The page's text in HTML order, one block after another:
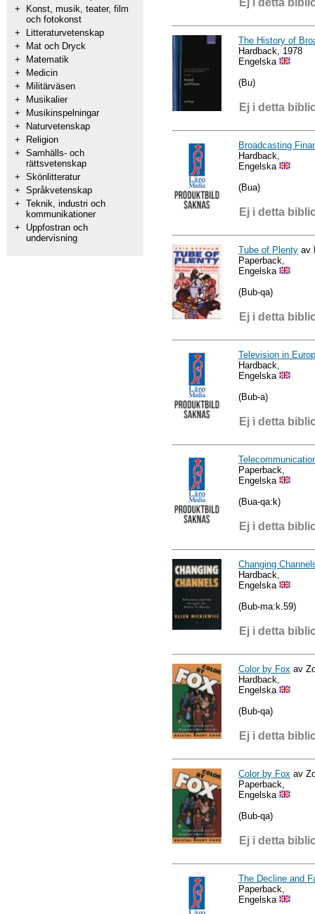
+
Konst, musik, teater, film
och fotokonst
+
Litteraturvetenskap
+
Mat och Dryck
+
Matematik
+
Medicin
+
Militärväsen
+
Musikalier
+
Musikinspelningar
+
Naturvetenskap
+
Religion
+ Samhälls- och
rättsvetenskap
+ Skönlitteratur
+ Språkvetenskap
+ Teknik, industri och
kommunikationer
+
Uppfostran och
undervisning
The History of
Hardback, 1978
Engelska
(Bu)
Ej i detta
Broadcasting
Hardback,
Engelska
(Bua)
Ej i detta
Tube of Plenty av
Paperback,
Engelska
(Bub-qa)
Ej i detta
Television in
Hardback,
Engelska
(Bub-a)
Ej i detta
Paperback,
Engelska
(Bua-qa:k)
Ej i detta
Changing
Hardback,
Engelska
(Bub-ma:k.59)
Ej i detta
Color by Fox av
Hardback,
Engelska
(Bub-qa)
Ej i detta
Color by Fox av
Paperback,
Engelska
(Bub-qa)
Ej i detta
The Decline and
Paperback,
Engelska